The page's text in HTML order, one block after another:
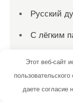
Русский
С лёгким
Этот веб-сайт
даете согласие